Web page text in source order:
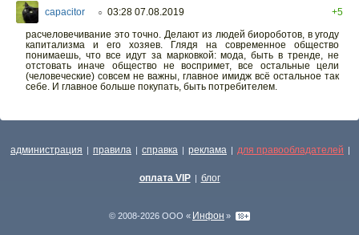
capacitor ○ 03:28 07.08.2019
+5
расчеловечивание это точно. Делают из людей биороботов, в угоду
капитализма и его хозяев. Глядя на современное общество
понимаешь, что все идут за марковкой: мода, быть в тренде, не
отстовать иначе общество не воспримет, все остальные цели
(человеческие) совсем не важны, главное имидж всё остальное так
себе. И главное больше покупать, быть потребителем.
администрация | правила | справка | реклама | для правообладателей |
оплата VIP | блог
© 2008-2026 ООО « Инфон »